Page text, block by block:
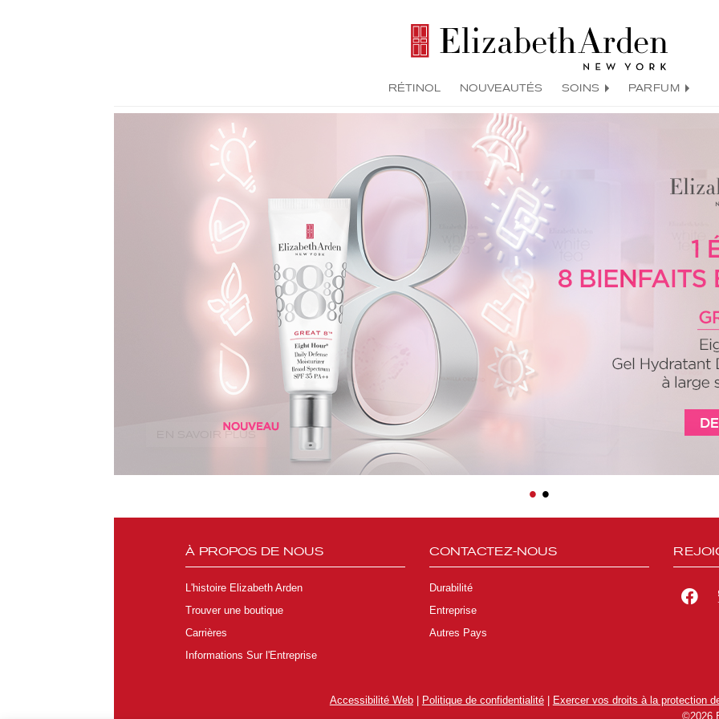
RÉTINOL NOUVEAUTÉS SOINS PARFUM
EN SAVOIR PLUS
• •
À PROPOS DE NOUS
L'histoire Elizabeth Arden
Trouver une boutique
Carrières
Informations Sur l'Entreprise
CONTACTEZ-NOUS
Durabilité
Entreprise
Autres Pays
Accessibilité Web| Politique de confidentialité|
Exercer vos droits à la protection